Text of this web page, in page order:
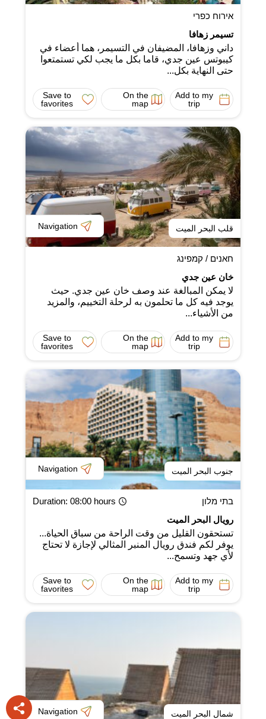
אירוח כפרי
تسيمر زهافا
داني وزهافا، المضيفان في التسيمر، هما أعضاء في
كيبوتس عين جدي، قاما بكل ما يجب لكي تستمتعوا
حتى النهاية بكل...
Add to my
trip
On the
map
Save to
favorites
قلب البحر الميت Navigation
חאנים / קמפינג
خان عين جدي
لا يمكن المبالغة عند وصف خان عين جدي. حيث
يوجد فيه كل ما تحلمون به لرحلة التخييم، والمزيد
من الأشياء...
Add to my
trip
On the
map
Save to
favorites
جنوب البحر الميت Navigation
בתי מלון Duration: 08:00 hours
رويال البحر الميت
تستحقون القليل من وقت الراحة من سباق الحياة...
يوفر لكم فندق رويال المنبر المثالي لإجازة لا تحتاج
لأي جهد وتسمح...
Add to my
trip
On the
map
Save to
favorites
شمال البحر الميت Navigation